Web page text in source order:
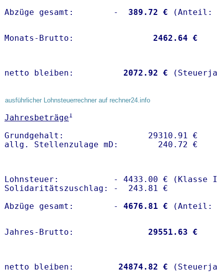
Abzüge gesamt:        -
  389.72 €
Monats-Brutto: 2462.64 €
netto bleiben: 2072.92 €
ausführlicher Lohnsteuerrechner auf rechner24.info
Jahresbeträge1
Grundgehalt:                 29310.91 €
Lohnsteuer:           - 4433.00 € (Klasse I)
Solidaritätszuschlag: -  243.81 €
Abzüge gesamt:        -
4676.81 €
Jahres-Brutto: 29551.63 €
netto bleiben: 24874.82 €